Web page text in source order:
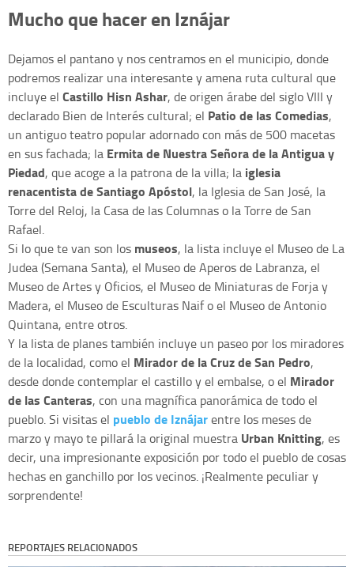
Mucho que hacer en Iznájar
Dejamos el pantano y nos centramos en el municipio, donde
podremos realizar una interesante y amena ruta cultural que
incluye el Castillo Hisn Ashar, de origen árabe del siglo VIII y
declarado Bien de Interés cultural; el Patio de las Comedias,
un antiguo teatro popular adornado con más de 500 macetas
en sus fachada; la Ermita de Nuestra Señora de la Antigua y
Piedad, que acoge a la patrona de la villa; la iglesia
renacentista de Santiago Apóstol, la Iglesia de San José, la
Torre del Reloj, la Casa de las Columnas o la Torre de San
Rafael.
Si lo que te van son los museos, la lista incluye el Museo de La
Judea (Semana Santa), el Museo de Aperos de Labranza, el
Museo de Artes y Oficios, el Museo de Miniaturas de Forja y
Madera, el Museo de Esculturas Naif o el Museo de Antonio
Quintana, entre otros.
Y la lista de planes también incluye un paseo por los miradores
de la localidad, como el Mirador de la Cruz de San Pedro,
desde donde contemplar el castillo y el embalse, o el Mirador
de las Canteras, con una magnífica panorámica de todo el
pueblo. Si visitas el pueblo de Iznájarentre los meses de
marzo y mayo te pillará la original muestra Urban Knitting, es
decir, una impresionante exposición por todo el pueblo de cosas
hechas en ganchillo por los vecinos. ¡Realmente peculiar y
sorprendente!
REPORTAJES RELACIONADOS